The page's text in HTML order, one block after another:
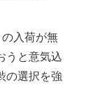
入荷が無
うと意気込
の選択を強